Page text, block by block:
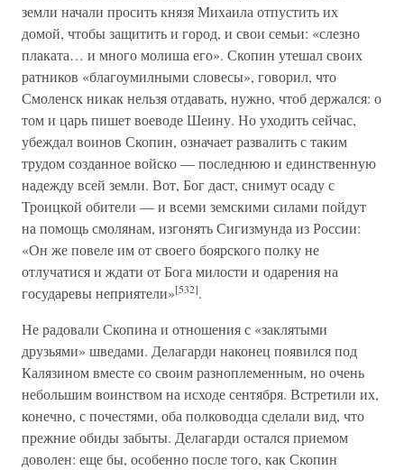
земли начали просить князя Михаила отпустить их
домой, чтобы защитить и город, и свои семьи: «слезно
плаката… и много молиша его». Скопин утешал своих
ратников «благоумилными словесы», говорил, что
Смоленск никак нельзя отдавать, нужно, чтоб держался: о
том и царь пишет воеводе Шеину. Но уходить сейчас,
убеждал воинов Скопин, означает развалить с таким
трудом созданное войско — последнюю и единственную
надежду всей земли. Вот, Бог даст, снимут осаду с
Троицкой обители — и всеми земскими силами пойдут
на помощь смолянам, изгонять Сигизмунда из России:
«Он же повеле им от своего боярского полку не
отлучатися и ждати от Бога милости и одарения на
государевы неприятели»[532].
Не радовали Скопина и отношения с «заклятыми
друзьями» шведами. Делагарди наконец появился под
Калязином вместе со своим разноплеменным, но очень
небольшим воинством на исходе сентября. Встретили их,
конечно, с почестями, оба полководца сделали вид, что
прежние обиды забыты. Делагарди остался приемом
доволен: еще бы, особенно после того, как Скопин